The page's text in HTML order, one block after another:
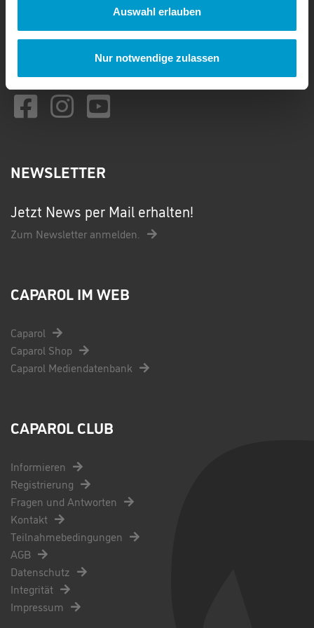
Auswahl erlauben
Nur notwendige zulassen
02273 / 952 958 50
Montag - Donnerstag: 09:00 bis 17:00 Uhr
Freitag: 09:00 bis 16:00 Uhr
NEWSLETTER
Jetzt News per Mail erhalten!
Zum Newsletter anmelden.
CAPAROL IM WEB
Caparol
Caparol Shop
Caparol Mediendatenbank
CAPAROL CLUB
Informieren
Registrierung
Fragen und Antworten
Kontakt
Teilnahmebedingungen
AGB
Datenschutz
Integrität
Impressum